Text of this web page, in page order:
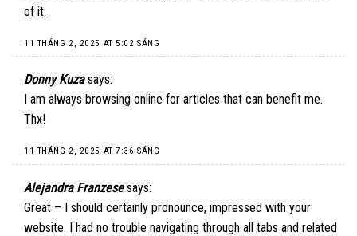
of it.
11 THÁNG 2, 2025 AT 5:02 SÁNG
Donny Kuza says:
I am always browsing online for articles that can benefit me.
Thx!
11 THÁNG 2, 2025 AT 7:36 SÁNG
Alejandra Franzese says:
Great – I should certainly pronounce, impressed with your
website. I had no trouble navigating through all tabs and related